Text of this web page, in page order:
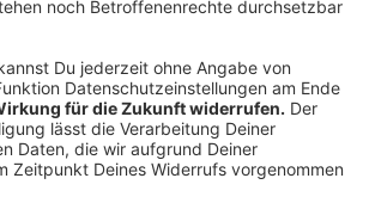
& Co.KG die offizielle Life Radio
& Co.KG ist bemüht, stets
zu senden und im Programm
zu machen. Jedoch begründen
Fehler, bzw. Probleme oder